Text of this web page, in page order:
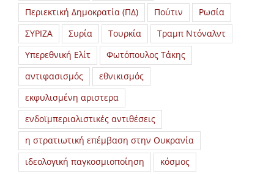
Περιεκτική Δημοκρατία (ΠΔ)
Πούτιν
Ρωσία
ΣΥΡΙΖΑ
Συρία Τουρκία
Τραμπ Ντόναλντ
Υπερεθνική Ελίτ
Φωτόπουλος Τάκης
αντιφασισμός
εθνικισμός
εκφυλισμένη αριστερα
ενδοϊμπεριαλιστικές αντιθέσεις
η στρατιωτική επέμβαση στην Ουκρανία
ιδεολογική παγκοσμιοποίηση
κόσμος